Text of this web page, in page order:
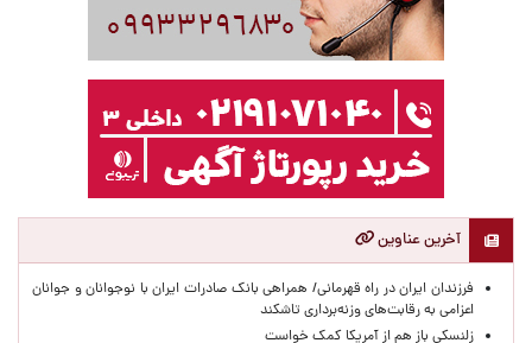
آخرین عناوین
​فرزندان ایران در راه قهرمانی/ همراهی بانک صادرات ایران با نوجوانان و جوانان
اعزامی به رقابت‌های وزنه‌برداری تاشکند
زلنسکی باز هم از آمریکا کمک خواست